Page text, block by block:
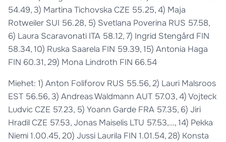
54.49, 3) Martina Tichovska CZE 55.25, 4) Maja
Rotweiler SUI 56.28, 5) Svetlana Poverina RUS 57.58,
6) Laura Scaravonati ITA 58.12, 7) Ingrid Stengård FIN
58.34, 10) Ruska Saarela FIN 59.39, 15) Antonia Haga
FIN 60.31, 29) Mona Lindroth FIN 66.54
Miehet: 1) Anton Foliforov RUS 55.56, 2) Lauri Malsroos
EST 56.56, 3) Andreas Waldmann AUT 57.03, 4) Vojteck
Ludvic CZE 57.23, 5) Yoann Garde FRA 57.35, 6) Jiri
Hradil CZE 57.53, Jonas Maiselis LTU 57.53,…, 14) Pekka
Niemi 1.00.45, 20) Jussi Laurila FIN 1.01.54, 28) Konsta